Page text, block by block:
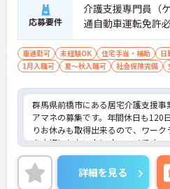
応募要件
介護支援専門員（
通自動車運転免許
車通勤可 未経験OK 住宅手当・補助 日
1月入職可
夏～秋入職可 社会保険完備
群馬県前橋市にある居宅介護支援事
アマネの募集です。年間休日も120
りお休みも取得出来るので、ワーク
を大切にしたい方にオススメです。
可能なため、通勤に便利です。ご興
接対策ポイントなど、さらに詳しい
しますのでお気軽にご相談ください
詳細を見る